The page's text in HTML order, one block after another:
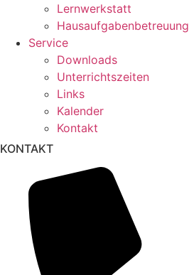
Lernwerkstatt
Hausaufgabenbetreuung
Service
Downloads
Unterrichtszeiten
Links
Kalender
Kontakt
KONTAKT